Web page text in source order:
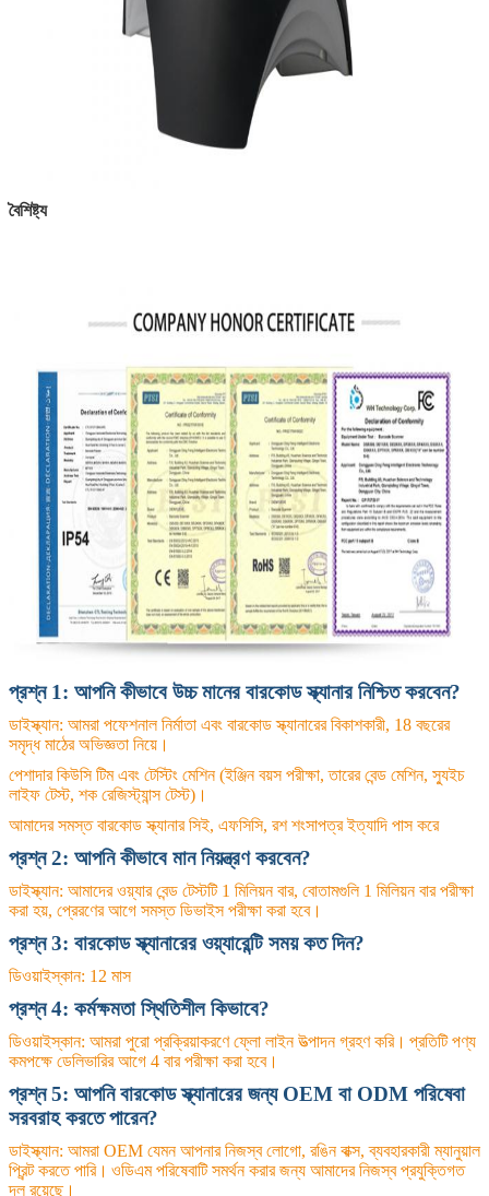
বৈশিষ্ট্য
প্রশ্ন 1: আপনি কীভাবে উচ্চ মানের বারকোড স্ক্যানার নিশ্চিত করবেন?
ডাইস্ক্যান: আমরা পফেশনাল নির্মাতা এবং বারকোড স্ক্যানারের বিকাশকারী, 18 বছরের
সমৃদ্ধ মাঠের অভিজ্ঞতা নিয়ে।
পেশাদার কিউসি টিম এবং টেস্টিং মেশিন (ইঞ্জিন বয়স পরীক্ষা, তারের বেন্ড মেশিন, স্যুইচ
লাইফ টেস্ট, শক রেজিস্ট্যান্স টেস্ট)।
আমাদের সমস্ত বারকোড স্ক্যানার সিই, এফসিসি, রশ শংসাপত্র ইত্যাদি পাস করে
প্রশ্ন 2: আপনি কীভাবে মান নিয়ন্ত্রণ করবেন?
ডাইস্ক্যান: আমাদের ওয়্যার বেন্ড টেস্টটি 1 মিলিয়ন বার, বোতামগুলি 1 মিলিয়ন বার পরীক্ষা
করা হয়, প্রেরণের আগে সমস্ত ডিভাইস পরীক্ষা করা হবে।
প্রশ্ন 3: বারকোড স্ক্যানারের ওয়্যারেন্টি সময় কত দিন?
ডিওয়াইস্কান: 12 মাস
প্রশ্ন 4: কর্মক্ষমতা স্থিতিশীল কিভাবে?
ডিওয়াইস্কান: আমরা পুরো প্রক্রিয়াকরণে ফ্লো লাইন উত্পাদন গ্রহণ করি। প্রতিটি পণ্য
কমপক্ষে ডেলিভারির আগে 4 বার পরীক্ষা করা হবে।
প্রশ্ন 5: আপনি বারকোড স্ক্যানারের জন্য OEM বা ODM পরিষেবা
সরবরাহ করতে পারেন?
ডাইস্ক্যান: আমরা OEM যেমন আপনার নিজস্ব লোগো, রঙিন বাক্স, ব্যবহারকারী ম্যানুয়াল
প্রিন্ট করতে পারি। ওডিএম পরিষেবাটি সমর্থন করার জন্য আমাদের নিজস্ব প্রযুক্তিগত
দল রয়েছে।